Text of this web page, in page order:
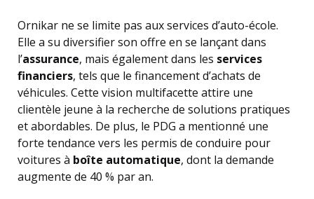
Ornikar ne se limite pas aux services d’auto-école.
Elle a su diversifier son offre en se lançant dans
l’assurance, mais également dans les services
financiers, tels que le financement d’achats de
véhicules. Cette vision multifacette attire une
clientèle jeune à la recherche de solutions pratiques
et abordables. De plus, le PDG a mentionné une
forte tendance vers les permis de conduire pour
voitures à boîte automatique, dont la demande
augmente de 40 % par an.